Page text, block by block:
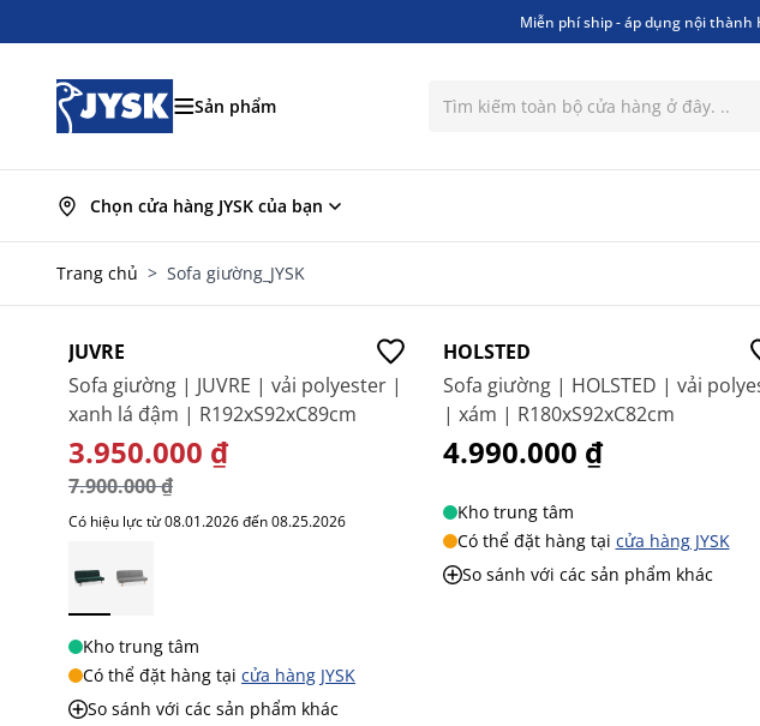
Miễn phí ship - áp dụng nội thành
Sản phẩm
Chọn cửa hàng JYSK của bạn
Trang chủ > Sofa giường_JYSK
-50%
JUVRE
Sofa giường | JUVRE | vải polyester |
xanh lá đậm | R192xS92xC89cm
GIÁ ĐẶC BIỆT
3.950.000 ₫
7.900.000 ₫
Có hiệu lực từ 08.01.2026 đến 08.25.2026
Kho trung tâm
Có thể đặt hàng tại cửa hàng JYSK
So sánh với các sản phẩm khác
HOLSTED
Sofa giường | HOLSTED | vải
| xám | R180xS92xC82cm
4.990.000 ₫
Kho trung tâm
Có thể đặt hàng tại cửa hàng JYSK
So sánh với các sản phẩm khác